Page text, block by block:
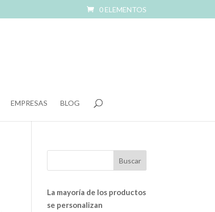
0 ELEMENTOS
EMPRESAS BLOG
La mayoría de los productos
se personalizan